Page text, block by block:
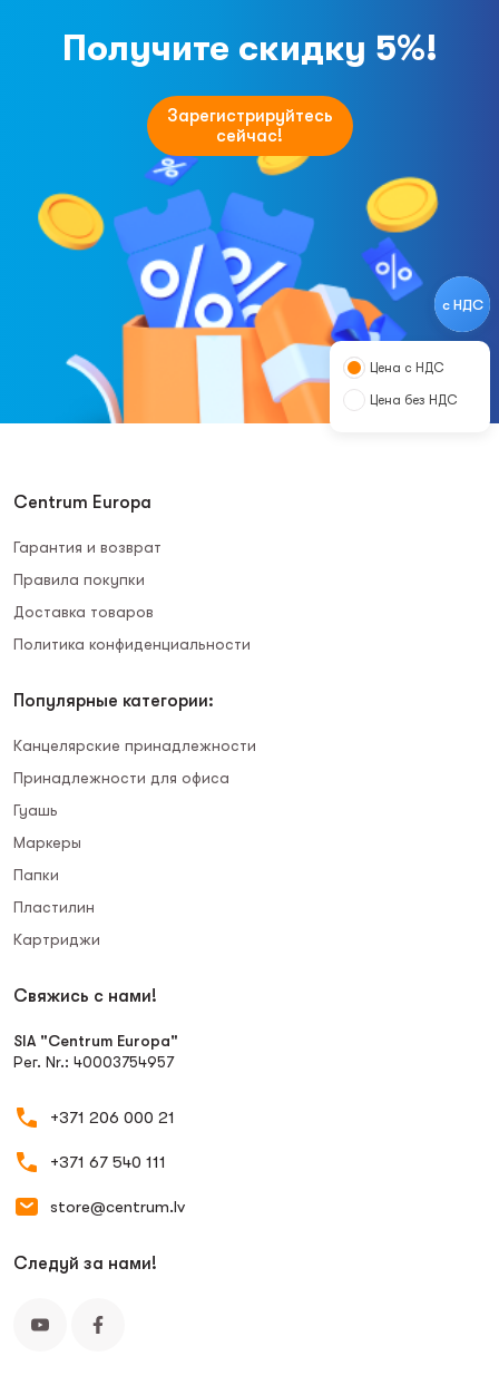
с НДС
Цена с НДС
Цена без НДС
Получите скидку 5%!
Зарегистрируйтесь
сейчас!
Centrum Europa
Гарантия и возврат
Правила покупки
Доставка товаров
Политика конфиденциальности
Популярные категории:
Канцелярские принадлежности
Принадлежности для офиса
Гуашь
Маркеры
Папки
Пластилин
Картриджи
Свяжись с нами!
SIA "Centrum Europa"
Рег. Nr.: 40003754957
+371 206 000 21
+371 67 540 111
store@centrum.lv
Следуй за нами!